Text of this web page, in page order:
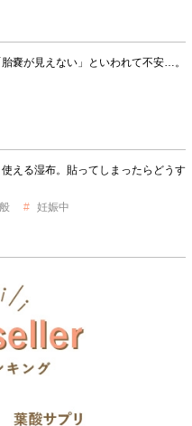
嚢が見えない」といわれて不安…。
える湿布。貼ってしまったらどうす
妊娠中